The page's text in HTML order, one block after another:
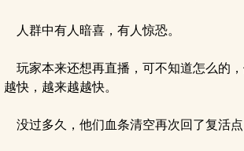
人群中有人暗喜，有人惊恐。
玩家本来还想再直播，可不知道怎么的
越快，越来越越快。
没过多久，他们血条清空再次回了复活点